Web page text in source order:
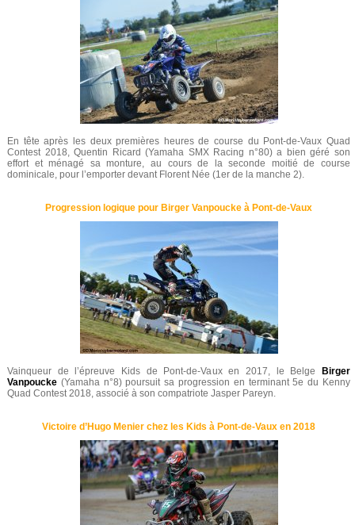
En tête après les deux premières heures de course du Pont-de-Vaux Quad
Contest 2018, Quentin Ricard (Yamaha SMX Racing n°80) a bien géré son
effort et ménagé sa monture, au cours de la seconde moitié de course
dominicale, pour l’emporter devant Florent Née (1er de la manche 2).
Progression logique pour Birger Vanpoucke à Pont-de-Vaux
Vainqueur de l’épreuve Kids de Pont-de-Vaux en 2017, le Belge
Birger
Vanpoucke (Yamaha n°8) poursuit sa progression en terminant 5e du Kenny
Quad Contest 2018, associé à son compatriote Jasper Pareyn.
Victoire d’Hugo Menier chez les Kids à Pont-de-Vaux en 2018